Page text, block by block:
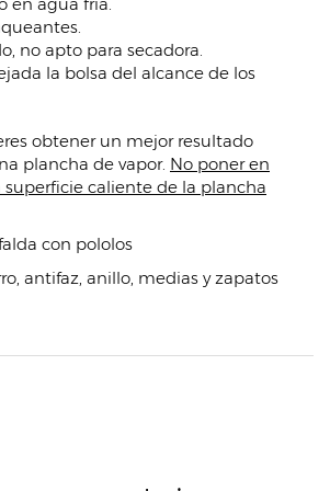
no apto para secadora.
la bolsa del alcance de los
obtener un mejor resultado
plancha de vapor. No poner en
caliente de la plancha
con pololos
antifaz, anillo, medias y zapatos